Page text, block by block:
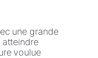
une grande
atteindre
voulue